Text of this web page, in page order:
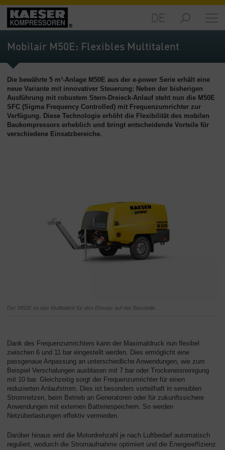
Märkte
-
Übersicht
-
Übersicht
Lösungen
-
Übersicht
Mobilair M50E: Flexibles Multitalent
Die bewährte 5 m³-Anlage M50E aus der e-power Serie erhält eine
neue Variante mit innovativer Steuerung: Neben der bisherigen
Ausführung mit robustem Stern-Dreieck-Anlauf steht nun die M50E
SFC (Sigma Frequency Controlled) mit Frequenzumrichter zur
Verfügung. Diese Technologie erhöht die Flexibilität des mobilen
Baukompressors erheblich und bringt entscheidende Vorteile für
verschiedene Einsatzbereiche.
Der M50E ist das Multitalent für den Einsatz auf der Baustelle.
Dank des Frequenzumrichters kann der Maximaldruck nun flexibel
zwischen 6 und 11 bar eingestellt werden. Dies ermöglicht eine
passgenaue Anpassung an unterschiedliche Anwendungen, wie zum
Beispiel Verschalungen ausblasen mit 7 bar oder Trockeneisreinigung
mit 10 bar. Gleichzeitig sorgt der Frequenzumrichter für einen
reduzierten Anlaufstrom. Dies ist besonders vorteilhaft in sensiblen
Stromnetzen, beim Betrieb an Generatoren oder für zukunftssichere
Anwendungen mit externen Batteriespeichern. So werden
Netzüberlastungen effektiv vermieden.
Darüber hinaus wird die Motordrehzahl je nach Luftbedarf automatisch
reguliert, wodurch die Stromaufnahme optimiert und die Energieeffizienz